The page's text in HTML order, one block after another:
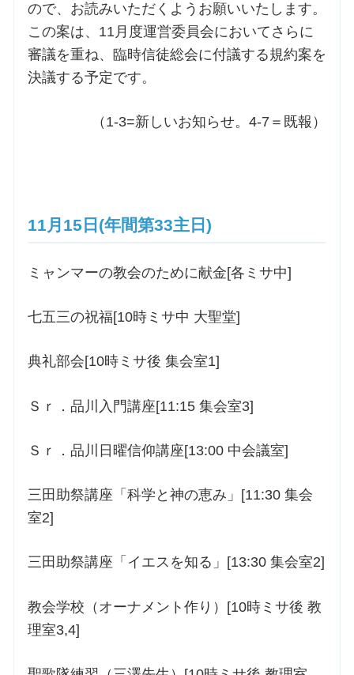
ので、お読みいただくようお願いいたします。
この案は、11月度運営委員会においてさらに
審議を重ね、臨時信徒総会に付議する規約案を
決議する予定です。
（1-3=新しいお知らせ。4-7＝既報）
11月15日(年間第33主日)
ミャンマーの教会のために献金[各ミサ中]
七五三の祝福[10時ミサ中 大聖堂]
典礼部会[10時ミサ後 集会室1]
Ｓｒ．品川入門講座[11:15 集会室3]
Ｓｒ．品川日曜信仰講座[13:00 中会議室]
三田助祭講座「科学と神の恵み」[11:30 集会
室2]
三田助祭講座「イエスを知る」[13:30 集会室2]
教会学校（オーナメント作り）[10時ミサ後 教
理室3,4]